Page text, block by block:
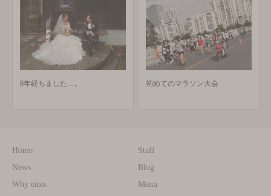
初めてのマラソン大会
明けましておめで
Home
News
Why emo.
Staff
Blog
Menu